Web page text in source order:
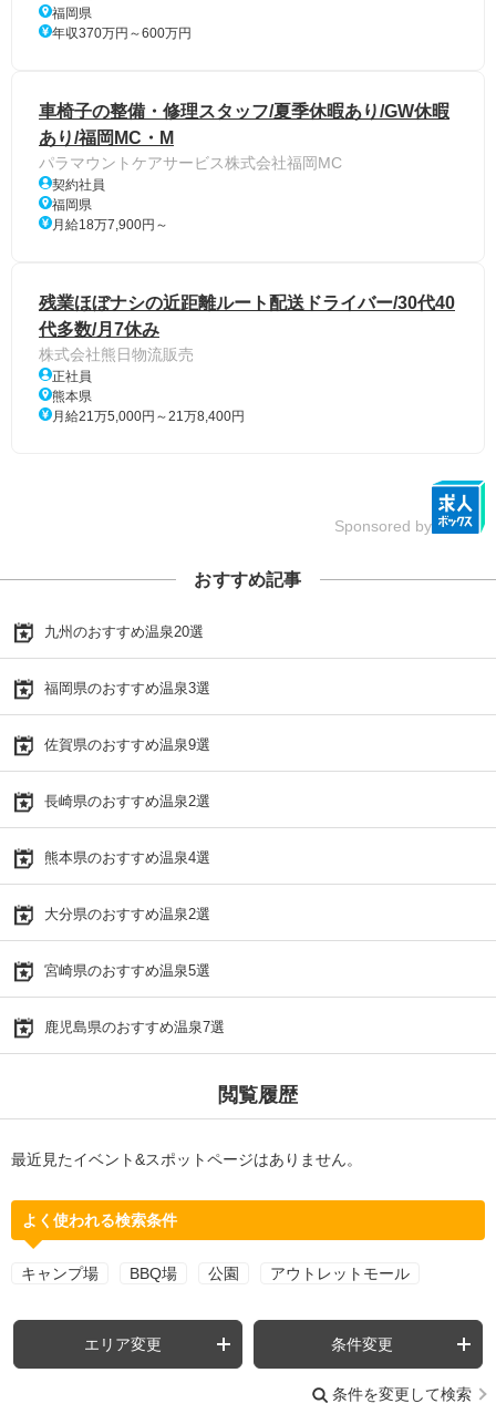
福岡県
年収370万円～600万円
車椅子の整備・修理スタッフ/夏季休暇あり/GW休暇
あり/福岡MC・M
パラマウントケアサービス株式会社福岡MC
契約社員
福岡県
月給18万7,900円～
残業ほぼナシの近距離ルート配送ドライバー/30代40
代多数/月7休み
株式会社熊日物流販売
正社員
熊本県
月給21万5,000円～21万8,400円
Sponsored by
おすすめ記事
九州のおすすめ温泉20選
福岡県のおすすめ温泉3選
佐賀県のおすすめ温泉9選
長崎県のおすすめ温泉2選
熊本県のおすすめ温泉4選
大分県のおすすめ温泉2選
宮崎県のおすすめ温泉5選
鹿児島県のおすすめ温泉7選
閲覧履歴
最近見たイベント&スポットページはありません。
よく使われる検索条件
キャンプ場 BBQ場 公園 アウトレットモール
エリア変更 条件変更
条件を変更して検索